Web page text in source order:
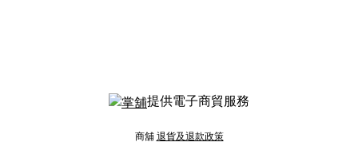
提供電子商貿服務
商舖 退貨及退款政策